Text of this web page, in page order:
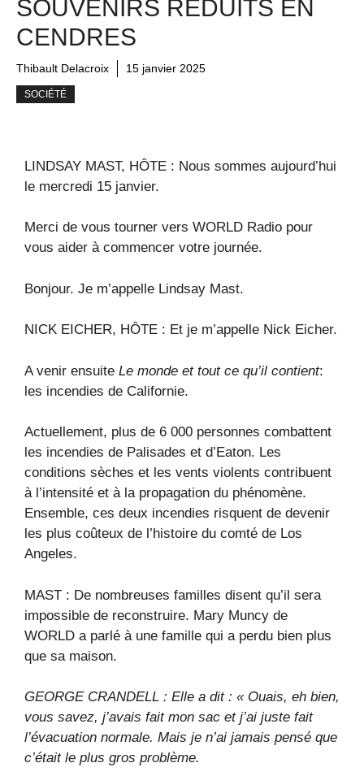
SOUVENIRS RÉDUITS EN
CENDRES
Thibault Delacroix 15 janvier 2025
SOCIÉTÉ
LINDSAY MAST, HÔTE : Nous sommes aujourd’hui
le mercredi 15 janvier.
Merci de vous tourner vers WORLD Radio pour
vous aider à commencer votre journée.
Bonjour. Je m’appelle Lindsay Mast.
NICK EICHER, HÔTE : Et je m’appelle Nick Eicher.
A venir ensuite Le monde et tout ce qu’il contient:
les incendies de Californie.
Actuellement, plus de 6 000 personnes combattent
les incendies de Palisades et d’Eaton. Les
conditions sèches et les vents violents contribuent
à l’intensité et à la propagation du phénomène.
Ensemble, ces deux incendies risquent de devenir
les plus coûteux de l’histoire du comté de Los
Angeles.
MAST : De nombreuses familles disent qu’il sera
impossible de reconstruire. Mary Muncy de
WORLD a parlé à une famille qui a perdu bien plus
que sa maison.
GEORGE CRANDELL : Elle a dit : « Ouais, eh bien,
vous savez, j’avais fait mon sac et j’ai juste fait
l’évacuation normale. Mais je n’ai jamais pensé que
c’était le plus gros problème.